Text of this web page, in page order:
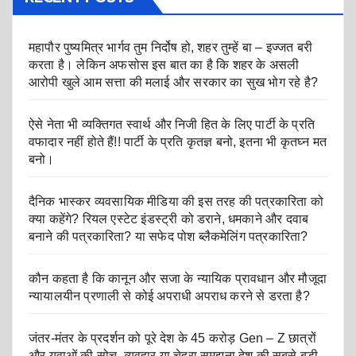
महापौर पुष्यमित्र भार्गव तुम निर्दोष हो, शहर तुम्हें बा – इज्जत बरी
करता है। लेकिन अफसोस इस बात का है कि शहर के असली
आरोपी खुले आम सत्ता की मलाई और सरकार का सुख भोग रहे है?
ऐसे नेता भी व्यक्तिगत स्वार्थ और निजी हित के लिए पार्टी के प्रति
वफादार नहीं होते हैं!! पार्टी के प्रति कृतज्ञ बनो, इतना भी कृतघ्न मत
बनो।
दैनिक भास्कर व्यवसायिक मीडिया की इस तरह की पत्रकारिता को
क्या कहेंगे? रियल एस्टेट इंडस्ट्री को डराने, धमकाने और दवाब
बनाने की पत्रकारिता? या सफेद पोश ब्लैकमेलिंग पत्रकारिता?
कौन कहता है कि कानून और सजा के न्यायिक प्रावधान और मौजूदा
न्यायालयीन प्रणाली से कोई अपराधी अपराध करने से डरता है?
जंतर-मंतर के प्रदर्शन को पूरे देश के 45 करोड़ Gen – Z छात्रों